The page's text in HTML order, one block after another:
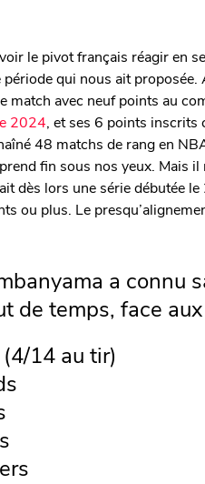
le pivot français réagir en
qui nous ait
match avec neuf points au
2024 , et ses 6 points inscrits
48 matchs de rang en
fin sous nos yeux. Mais il
dès lors une série débutée
ou plus. Le
a connu
de temps, face
14 au tir)